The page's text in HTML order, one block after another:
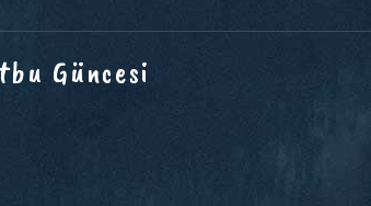
Güncesi